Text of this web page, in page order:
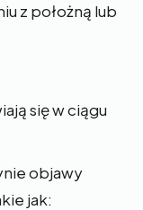
z położną lub
się w ciągu
objawy
jak: